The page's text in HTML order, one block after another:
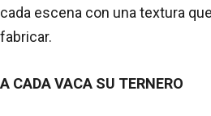
cada escena con una textura
fabricar.
A CADA VACA SU TERNERO